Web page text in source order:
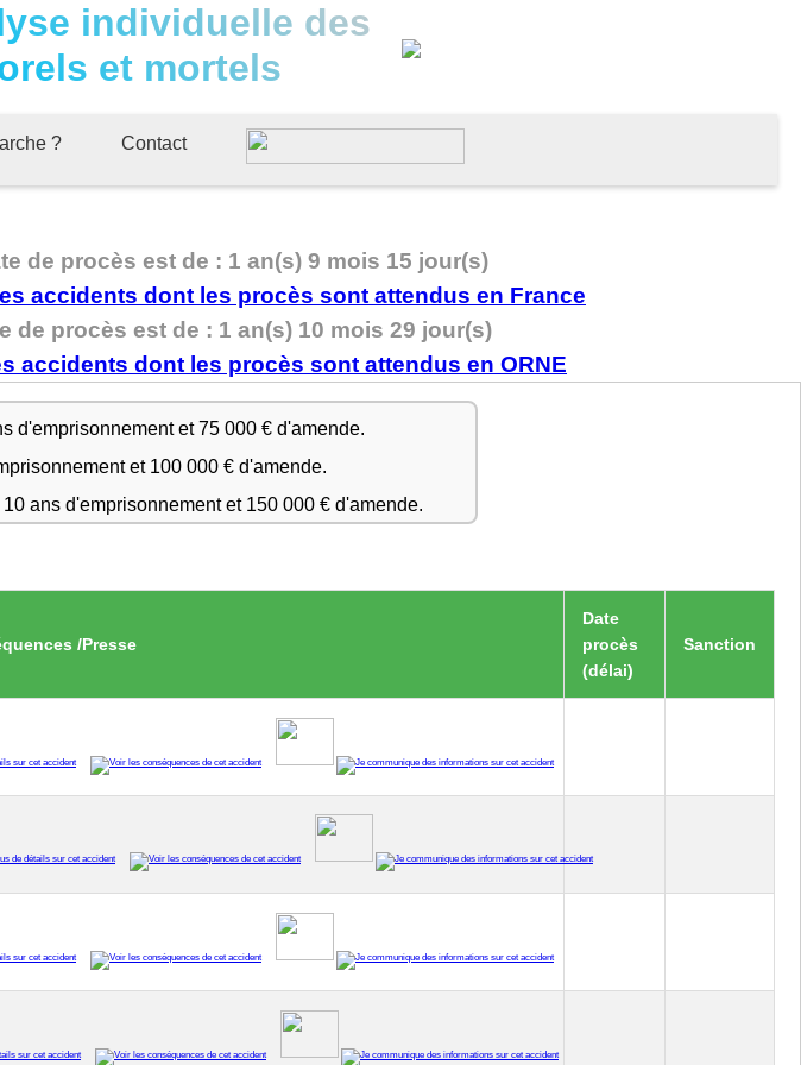
individuelle des
et mortels
? Contact
de procès est de : 1 an(s) 9 mois 15 jour(s)
de procès est de : 1 an(s) 10 mois 29 jour(s)
d'emprisonnement et 75 000 € d'amende.
et 100 000 € d'amende.
ans d'emprisonnement et 150 000 € d'amende.
/Presse
Date
procès
(délai)
Sanction